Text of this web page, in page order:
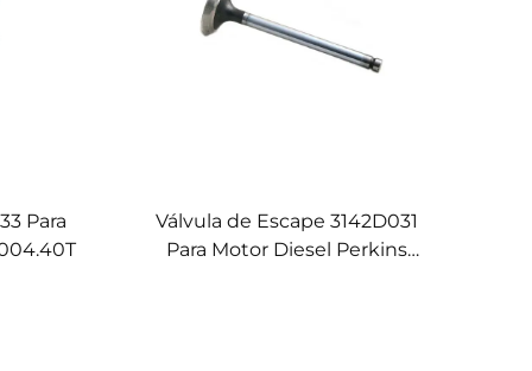
Para
Válvula de Escape 3142D031
Para Motor Diesel Perkins